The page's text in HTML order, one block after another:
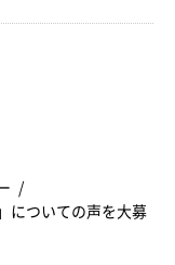
についての声を大募